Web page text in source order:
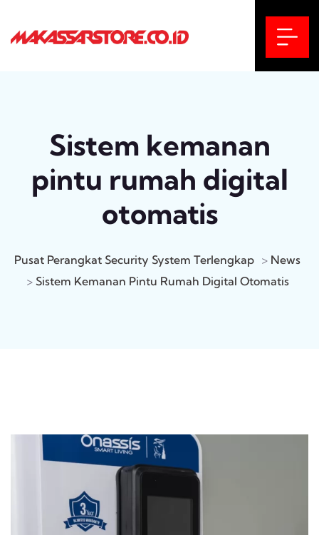
Sistem kemanan
pintu rumah digital
otomatis
Pusat Perangkat Security System Terlengkap > News
> Sistem Kemanan Pintu Rumah Digital Otomatis